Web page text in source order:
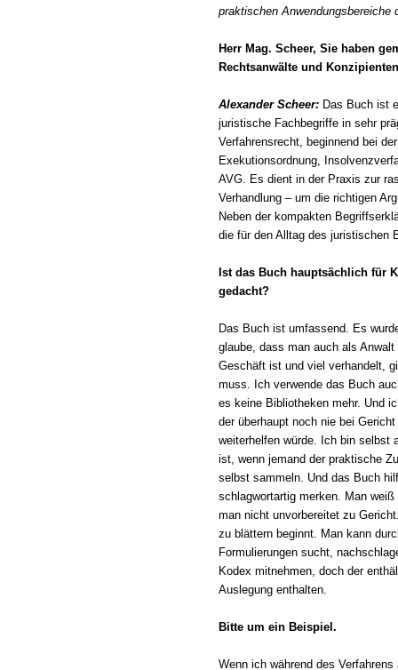
praktischen Anwendungsbereiche
Herr Mag. Scheer, Sie haben
Rechtsanwälte und
Alexander Scheer: Das Buch ist
juristische Fachbegriffe in sehr
Verfahrensrecht, beginnend bei
Exekutionsordnung,
AVG. Es dient in der Praxis zur
Verhandlung – um die richtigen
Neben der kompakten
die für den Alltag des juristischen
Ist das Buch hauptsächlich für
gedacht?
Das Buch ist umfassend. Es
glaube, dass man auch als
Geschäft ist und viel verhandelt,
muss. Ich verwende das Buch
es keine Bibliotheken mehr. Und
der überhaupt noch nie bei
weiterhelfen würde. Ich bin selbst
ist, wenn jemand der praktische
selbst sammeln. Und das Buch
schlagwortartig merken. Man
man nicht unvorbereitet zu
zu blättern beginnt. Man kann
Formulierungen sucht,
Kodex mitnehmen, doch der
Auslegung enthalten.
Bitte um ein Beispiel.
Wenn ich während des